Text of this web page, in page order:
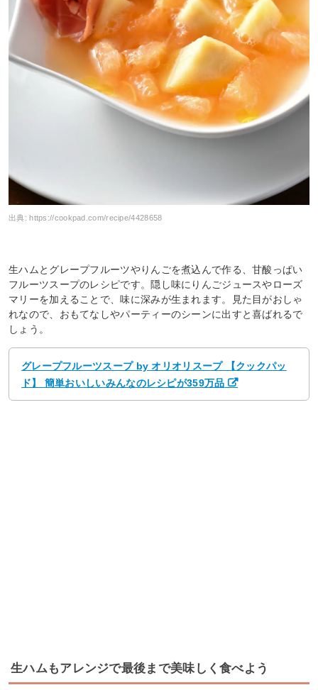
出典:https://cookpad.com/recipe/4428658
生ハムとグレープフルーツやりんごを煮込んで作る、甘酸っぱい
フルーツスープのレシピです。隠し味にりんごジュースやローズ
マリーを加えることで、味に深みが生まれます。見た目がおしゃ
れなので、おもてなしやパーティーのシーンに出すと喜ばれるで
しょう。
グレープフルーツスープ by オリオリスープ 【クックパッ
ド】 簡単おいしいみんなのレシピが359万品
生ハムもアレンジで最後まで美味しく食べよう